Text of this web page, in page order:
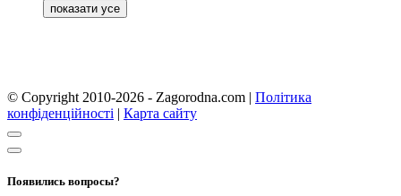
© Copyright 2010-2026 - Zagorodna.com | Політика
конфіденційності | Карта сайту
Появились вопросы?